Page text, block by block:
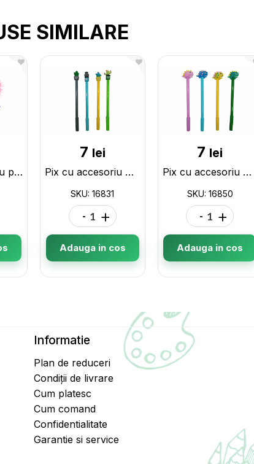
SIMILARE
Pix cu accesoriu pom pom Nebulous stars 11511
7 lei
Pix cu accesoriu Cactus ML4-9 16831
SKU: 16831
- +
Adauga in cos
7 lei
Pix cu accesoriu Dino ML4-10 16850
SKU: 16850
- +
Adauga in cos
Informatie
Plan de reduceri
Condiții de livrare
Cum platesc
Cum comand
Confidentialitate
Garantie si service